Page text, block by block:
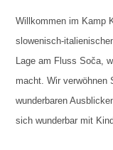
Willkommen im Kamp
slowenisch-
Lage am Fluss Soča,
macht. Wir verwöhnen
wunderbaren
sich wunderbar mit